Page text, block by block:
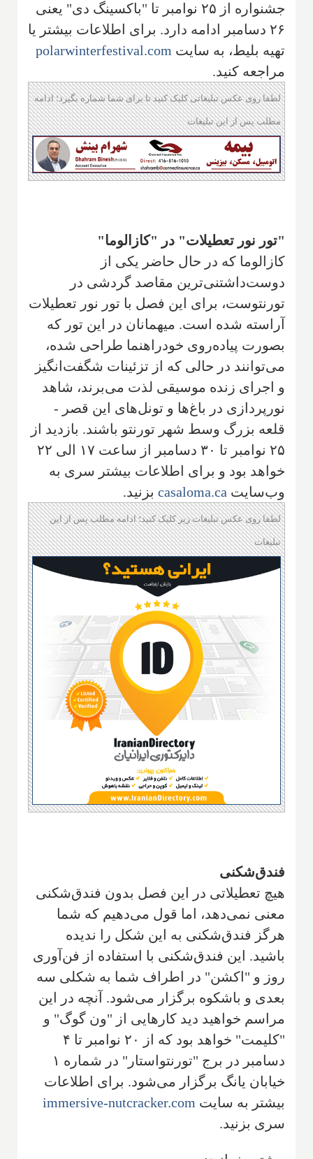
جشنواره از ۲۵ نوامبر تا "باکسینگ دی" یعنی
۲۶ دسامبر ادامه دارد. برای اطلاعات بیشتر یا
تهیه بلیط، به سایت polarwinterfestival.com
مراجعه کنید.
لطفا روی عکس تبلیغاتی کلیک کنید تا برای شما شماره بگیرد؛ ادامه
مطلب پس از این تبلیغات
"تور نور تعطیلات" در "کازالوما"
کازالوما که در حال حاضر یکی از
دوست‌داشتنی‌ترین مقاصد گردشی در
تورنتوست، برای این فصل با تور نور تعطیلات
آراسته شده است. میهمانان در این تور که
بصورت پیاده‌روی خودراهنما طراحی شده،
می‌توانند در حالی که از تزئینات شگفت‌انگیز
و اجرای زنده موسیقی لذت می‌برند، شاهد
نورپردازی در باغ‌ها و تونل‌های این قصر -
قلعه بزرگ وسط شهر تورنتو باشند. بازدید از
۲۵ نوامبر تا ۳۰ دسامبر از ساعت ۱۷ الی ۲۲
خواهد بود و برای اطلاعات بیشتر سری به
وب‌سایت casaloma.ca بزنید.
لطفا روی عکس تبلیغات زیر کلیک کنید؛ ادامه مطلب پس از این
تبلیغات
فندق‌شکنی
هیچ تعطیلاتی در این فصل بدون فندق‌شکنی
معنی نمی‌دهد، اما قول می‌دهیم که شما
هرگز فندق‌شکنی به این شکل را ندیده
باشید. این فندق‌شکنی با استفاده از فن‌آوری
روز و "اکشن" در اطراف شما به شکلی سه
بعدی و باشکوه برگزار می‌شود. آنچه در این
مراسم خواهید دید کارهایی از "ون گوگ" و
"کلیمت" خواهد بود که از ۲۰ نوامبر تا ۴
دسامبر در برج "تورنتواستار" در شماره ۱
خیابان یانگ برگزار می‌شود. برای اطلاعات
بیشتر به سایت immersive-nutcracker.com
سری بزنید.